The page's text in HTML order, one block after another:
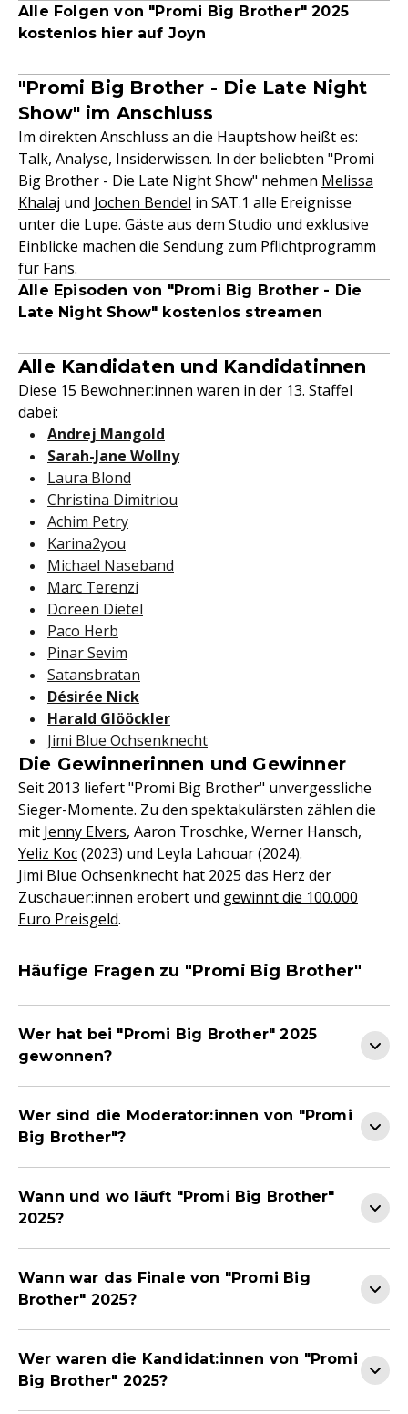
Alle Folgen von "Promi Big Brother" 2025
kostenlos hier auf Joyn
"Promi Big Brother - Die Late Night
Show" im Anschluss
Im direkten Anschluss an die Hauptshow heißt es:
Talk, Analyse, Insiderwissen. In der beliebten "Promi
Big Brother - Die Late Night Show" nehmen Melissa
Khalaj und Jochen Bendel in SAT.1 alle Ereignisse
unter die Lupe. Gäste aus dem Studio und exklusive
Einblicke machen die Sendung zum Pflichtprogramm
für Fans.
Alle Episoden von "Promi Big Brother - Die
Late Night Show" kostenlos streamen
Alle Kandidaten und Kandidatinnen
Diese 15 Bewohner:innen waren in der 13. Staffel
dabei:
Andrej Mangold
Sarah-Jane Wollny
Laura Blond
Christina Dimitriou
Achim Petry
Karina2you
Michael Naseband
Marc Terenzi
Doreen Dietel
Paco Herb
Pinar Sevim
Satansbratan
Désirée Nick
Harald Glööckler
Jimi Blue Ochsenknecht
Die Gewinnerinnen und Gewinner
Seit 2013 liefert "Promi Big Brother" unvergessliche
Sieger-Momente. Zu den spektakulärsten zählen die
mit Jenny Elvers, Aaron Troschke, Werner Hansch,
Yeliz Koc(2023) und Leyla Lahouar (2024).
Jimi Blue Ochsenknecht hat 2025 das Herz der
Zuschauer:innen erobert und gewinnt die 100.000
Euro Preisgeld.
Häufige Fragen zu "Promi Big Brother"
Wer hat bei "Promi Big Brother" 2025
gewonnen?
Wer sind die Moderator:innen von "Promi
Big Brother"?
Wann und wo läuft "Promi Big Brother"
2025?
Wann war das Finale von "Promi Big
Brother" 2025?
Wer waren die Kandidat:innen von "Promi
Big Brother" 2025?